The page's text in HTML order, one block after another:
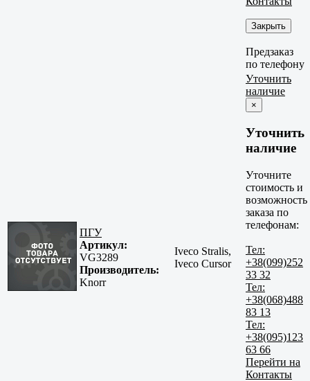
Закрыть
Предзаказ
по телефону
ПГУ
Артикул:
VG3289
Производитель:
Knorr
Iveco Stralis,
Iveco Cursor
Уточнить
наличие
×
Уточнить
наличие
Уточните
стоимость и
возможность
заказа по
телефонам:
Тел:
+38(099)252
33 32
Тел:
+38(068)488
83 13
Тел:
+38(095)123
63 66
Перейти на
Контакты